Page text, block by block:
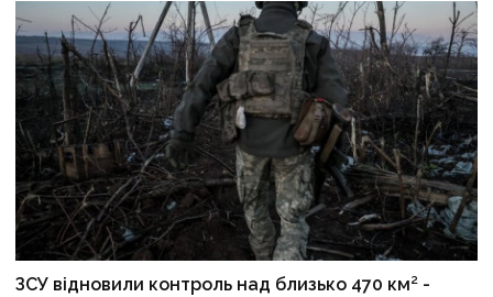
ЗСУ відновили контроль над близько 470 км² -